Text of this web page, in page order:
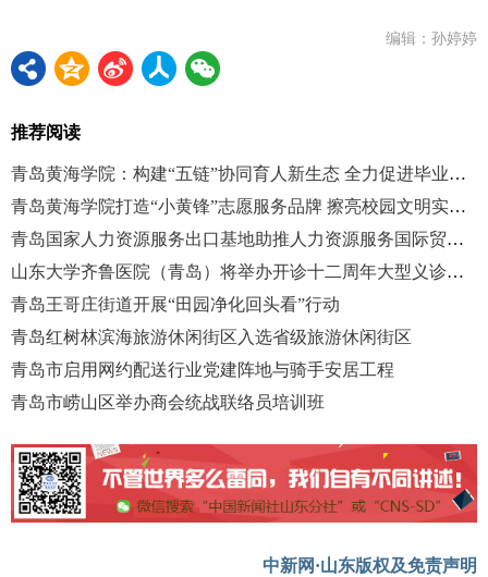
编辑：孙婷婷
推荐阅读
青岛黄海学院：构建“五链”协同育人新生态 全力促进毕业生高质量充分就业
青岛黄海学院打造“小黄锋”志愿服务品牌 擦亮校园文明实践名片
青岛国家人力资源服务出口基地助推人力资源服务国际贸易高质量发展
山东大学齐鲁医院（青岛）将举办开诊十二周年大型义诊活动
青岛王哥庄街道开展“田园净化回头看”行动
青岛红树林滨海旅游休闲街区入选省级旅游休闲街区
青岛市启用网约配送行业党建阵地与骑手安居工程
青岛市崂山区举办商会统战联络员培训班
中新网·山东版权及免责声明